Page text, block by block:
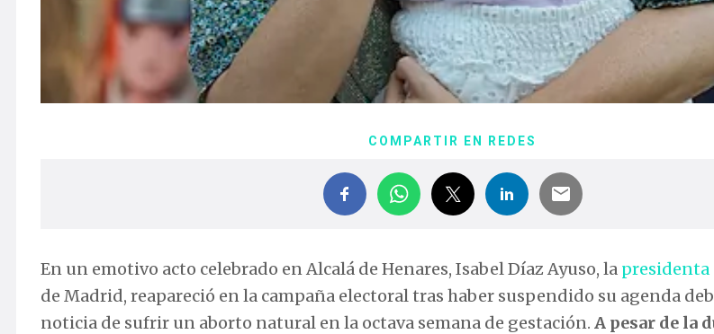
COMPARTIR EN REDES
En un emotivo acto celebrado en Alcalá de Henares, Isabel Díaz Ayuso, la presidenta
de Madrid, reapareció en la campaña electoral tras haber suspendido su agenda
noticia de sufrir un aborto natural en la octava semana de gestación. A pesar de la